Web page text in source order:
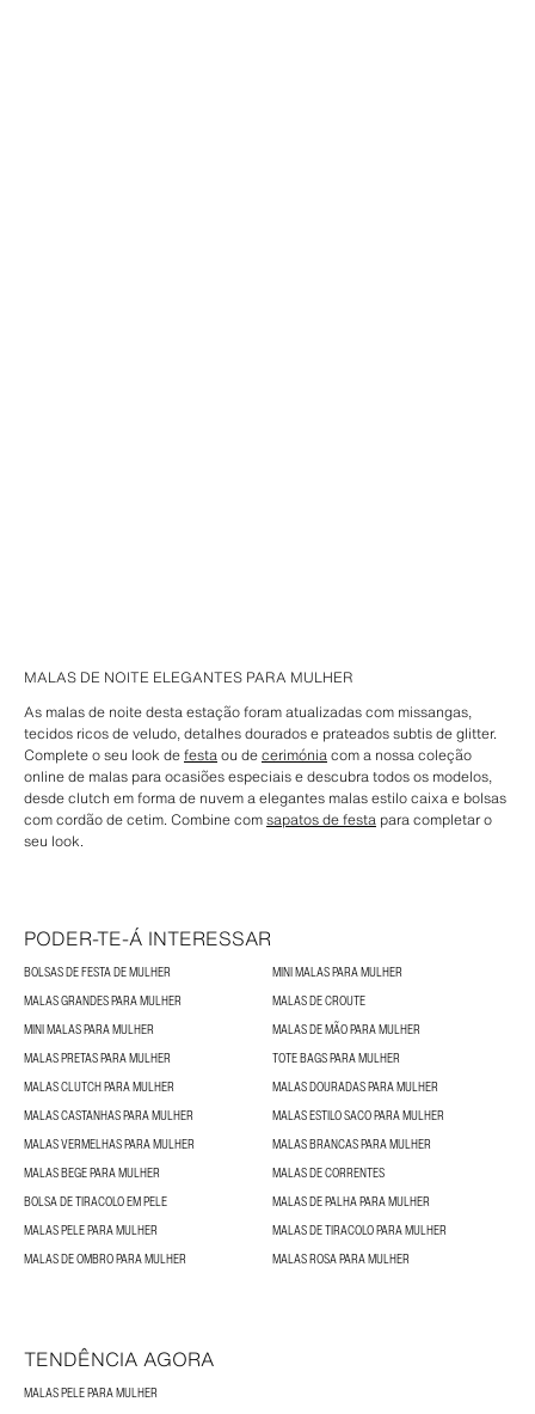
MALAS DE NOITE ELEGANTES PARA MULHER
As malas de noite desta estação foram atualizadas com missangas,
tecidos ricos de veludo, detalhes dourados e prateados subtis de glitter.
Complete o seu look defestaou decerimóniacom a nossa coleção
online de malas para ocasiões especiais e descubra todos os modelos,
desde clutch em forma de nuvem a elegantes malas estilo caixa e bolsas
com cordão de cetim. Combine comsapatos de festa para completar o
seu look.
PODER-TE-Á INTERESSAR
BOLSAS DE FESTA DE MULHER
MINI MALAS PARA MULHER
MALAS GRANDES PARA MULHER
MALAS DE CROUTE
MINI MALAS PARA MULHER
MALAS DE MÃO PARA MULHER
MALAS PRETAS PARA MULHER
TOTE BAGS PARA MULHER
MALAS CLUTCH PARA MULHER
MALAS DOURADAS PARA MULHER
MALAS CASTANHAS PARA MULHER
MALAS ESTILO SACO PARA MULHER
MALAS VERMELHAS PARA MULHER
MALAS BRANCAS PARA MULHER
MALAS BEGE PARA MULHER
MALAS DE CORRENTES
BOLSA DE TIRACOLO EM PELE
MALAS DE PALHA PARA MULHER
MALAS PELE PARA MULHER
MALAS DE TIRACOLO PARA MULHER
MALAS DE OMBRO PARA MULHER
MALAS ROSA PARA MULHER
TENDÊNCIA AGORA
MALAS PELE PARA MULHER